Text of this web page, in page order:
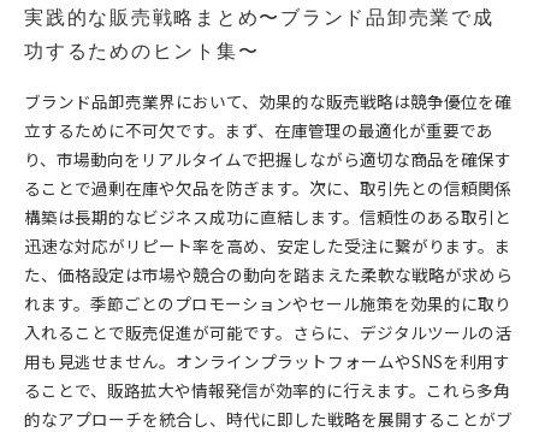
実践的な販売戦略まとめ〜ブランド品卸売業で成
功するためのヒント集〜
ブランド品卸売業界において、効果的な販売戦略は競争優位を確
立するために不可欠です。まず、在庫管理の最適化が重要であ
り、市場動向をリアルタイムで把握しながら適切な商品を確保す
ることで過剰在庫や欠品を防ぎます。次に、取引先との信頼関係
構築は長期的なビジネス成功に直結します。信頼性のある取引と
迅速な対応がリピート率を高め、安定した受注に繋がります。ま
た、価格設定は市場や競合の動向を踏まえた柔軟な戦略が求めら
れます。季節ごとのプロモーションやセール施策を効果的に取り
入れることで販売促進が可能です。さらに、デジタルツールの活
用も見逃せません。オンラインプラットフォームやSNSを利用す
ることで、販路拡大や情報発信が効率的に行えます。これら多角
的なアプローチを統合し、時代に即した戦略を展開することがブ